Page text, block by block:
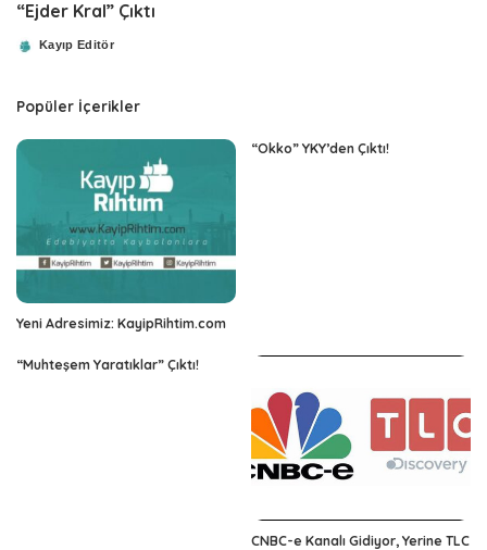
“Ejder Kral” Çıktı
PostedKayıp Editör
Popüler İçerikler
Yeni Adresimiz: KayipRihtim.com
“Okko” YKY’den Çıktı!
“Muhteşem Yaratıklar” Çıktı!
CNBC-e Kanalı Gidiyor, Yerine TLC